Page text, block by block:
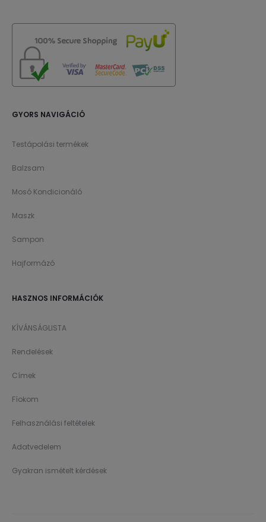
GYORS NAVIGÁCIÓ
Testápolási termékek
Balzsam
Mosó Kondicionáló
Maszk
Sampon
Hajformázó
HASZNOS INFORMÁCIÓK
KÍVÁNSÁGLISTA
Rendelések
Címek
Fíokom
Felhasználási feltételek
Adatvedelem
Gyakran ismételt kérdések